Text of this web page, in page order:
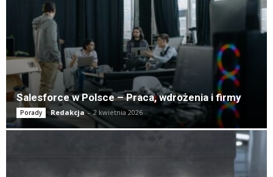
Salesforce w Polsce – Praca, wdrożenia i firmy
Porady Redakcja - 2 kwietnia 2026